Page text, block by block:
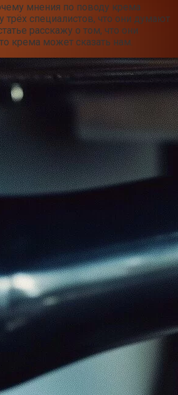
мнения по поводу крема
трёх специалистов, что они думают
расскажу о том, что они
крема может сказать нам.